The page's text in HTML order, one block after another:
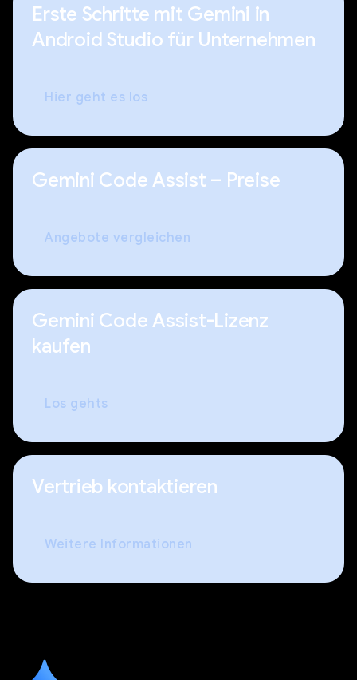
Erste Schritte mit Gemini in
Android Studio für Unternehmen
Hier geht es los
Gemini Code Assist – Preise
Angebote vergleichen
Gemini Code Assist-Lizenz
kaufen
Los gehts
Vertrieb kontaktieren
Weitere Informationen